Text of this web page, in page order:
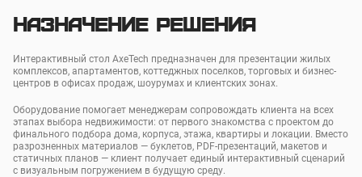
Назначение решения
Интерактивный стол AxeTech предназначен для презентации жилых
комплексов, апартаментов, коттеджных поселков, торговых и бизнес-
центров в офисах продаж, шоурумах и клиентских зонах.
Оборудование помогает менеджерам сопровождать клиента на всех
этапах выбора недвижимости: от первого знакомства с проектом до
финального подбора дома, корпуса, этажа, квартиры и локации. Вместо
разрозненных материалов — буклетов, PDF-презентаций, макетов и
статичных планов — клиент получает единый интерактивный сценарий
с визуальным погружением в будущую среду.